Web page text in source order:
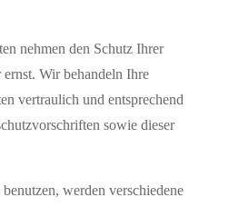
nehmen den Schutz Ihrer
Wir behandeln Ihre
vertraulich und entsprechend
sowie dieser
werden verschiedene